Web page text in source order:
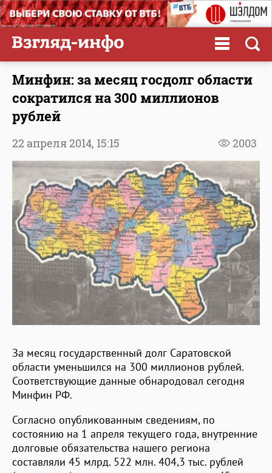
Минфин: за месяц госдолг области
сократился на 300 миллионов
рублей
2003
22 апреля 2014, 15:15
За месяц государственный долг Саратовской
области уменьшился на 300 миллионов рублей.
Соответствующие данные обнародовал сегодня
Минфин РФ.
Согласно опубликованным сведениям, по
состоянию на 1 апреля текущего года, внутренние
долговые обязательства нашего региона
составляли 45 млрд. 522 млн. 404,3 тыс. рублей